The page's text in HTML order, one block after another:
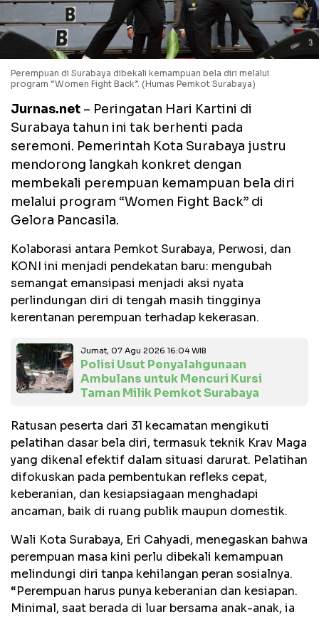
Perempuan di Surabaya dibekali kemampuan bela diri melalui
program “Women Fight Back”. (Humas Pemkot Surabaya)
Jurnas.net – Peringatan Hari Kartini di
Surabaya tahun ini tak berhenti pada
seremoni. Pemerintah Kota Surabaya justru
mendorong langkah konkret dengan
membekali perempuan kemampuan bela diri
melalui program “Women Fight Back” di
Gelora Pancasila.
Kolaborasi antara Pemkot Surabaya, Perwosi, dan
KONI ini menjadi pendekatan baru: mengubah
semangat emansipasi menjadi aksi nyata
perlindungan diri di tengah masih tingginya
kerentanan perempuan terhadap kekerasan.
Jumat, 07 Agu 2026 16:04 WIB
Polisi Usut Penyalahgunaan
Ambulans untuk Mencuri Kursi
Taman Milik Pemkot Surabaya
Ratusan peserta dari 31 kecamatan mengikuti
pelatihan dasar bela diri, termasuk teknik Krav Maga
yang dikenal efektif dalam situasi darurat. Pelatihan
difokuskan pada pembentukan refleks cepat,
keberanian, dan kesiapsiagaan menghadapi
ancaman, baik di ruang publik maupun domestik.
Wali Kota Surabaya, Eri Cahyadi, menegaskan bahwa
perempuan masa kini perlu dibekali kemampuan
melindungi diri tanpa kehilangan peran sosialnya.
“Perempuan harus punya keberanian dan kesiapan.
Minimal, saat berada di luar bersama anak-anak, ia